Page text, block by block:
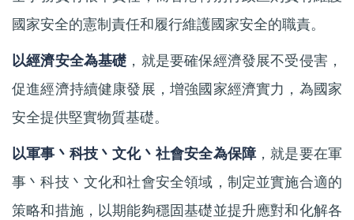
國家安全的憲制責任和履行維護國家安全的職責。
以經濟安全為基礎 ，就是要確保經濟發展不受侵害，
促進經濟持續健康發展，增強國家經濟實力，為國家
安全提供堅實物質基礎。
以軍事丶科技丶文化丶社會安全為保障，就是要在軍
事丶科技丶文化和社會安全領域，制定並實施合適的
策略和措施，以期能夠穩固基礎並提升應對和化解各